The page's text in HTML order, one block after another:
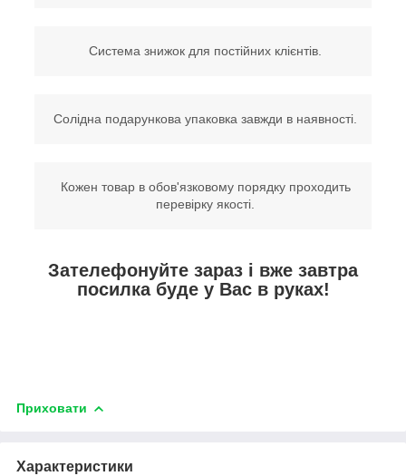
Система знижок для постійних клієнтів.
Солідна подарункова упаковка завжди в наявності.
Кожен товар в обов'язковому порядку проходить
перевірку якості.
Зателефонуйте зараз і вже завтра
посилка буде у Вас в руках!
Приховати
Характеристики